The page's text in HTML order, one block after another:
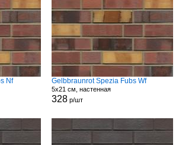
Nf Gelbbraunrot Spezia Fubs Wf
5x21 см, настенная
328 р/шт